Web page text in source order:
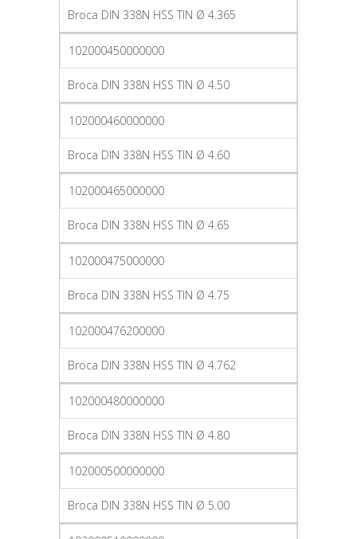
Broca DIN 338N HSS TIN Ø 4.365
102000450000000
Broca DIN 338N HSS TIN Ø 4.50
102000460000000
Broca DIN 338N HSS TIN Ø 4.60
102000465000000
Broca DIN 338N HSS TIN Ø 4.65
102000475000000
Broca DIN 338N HSS TIN Ø 4.75
102000476200000
Broca DIN 338N HSS TIN Ø 4.762
102000480000000
Broca DIN 338N HSS TIN Ø 4.80
102000500000000
Broca DIN 338N HSS TIN Ø 5.00